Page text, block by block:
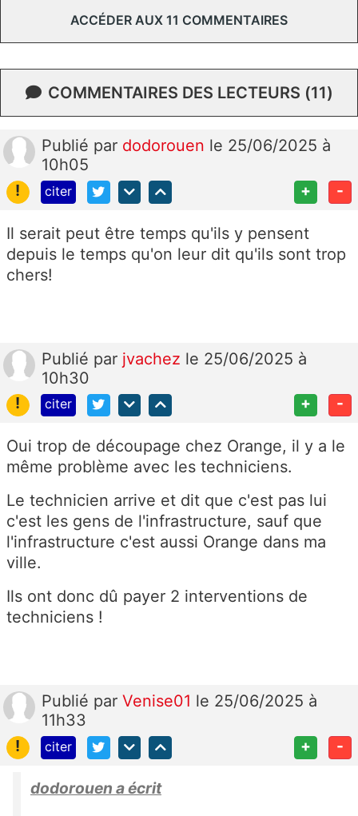
ACCÉDER AUX 11 COMMENTAIRES
COMMENTAIRES DES LECTEURS (11)
Publié par dodorouen le 25/06/2025 à
10h05
!
citer + -
Il serait peut être temps qu'ils y pensent
depuis le temps qu'on leur dit qu'ils sont trop
chers!
Publié par jvachez le 25/06/2025 à
10h30
!
citer + -
Oui trop de découpage chez Orange, il y a le
même problème avec les techniciens.
Le technicien arrive et dit que c'est pas lui
c'est les gens de l'infrastructure, sauf que
l'infrastructure c'est aussi Orange dans ma
ville.
Ils ont donc dû payer 2 interventions de
techniciens !
Publié par Venise01 le 25/06/2025 à
11h33
!
citer + -
dodorouen a écrit